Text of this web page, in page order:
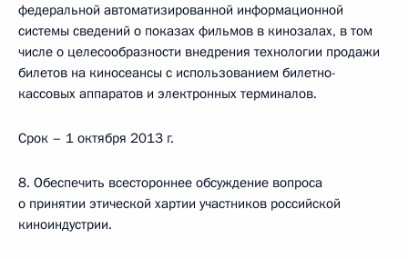
федеральной автоматизированной информационной
системы сведений о показах фильмов в кинозалах, в том
числе о целесообразности внедрения технологии продажи
билетов на киносеансы с использованием билетно-
кассовых аппаратов и электронных терминалов.
Срок – 1 октября 2013 г.
8. Обеспечить всестороннее обсуждение вопроса
о принятии этической хартии участников российской
киноиндустрии.